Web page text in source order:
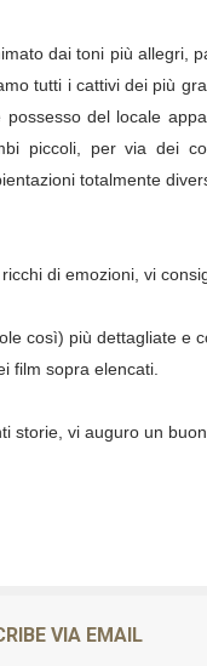
dai toni più allegri,
tutti i cattivi dei più
del locale
piccoli, per via dei
totalmente
di emozioni, vi
così) più dettagliate e
film sopra elencati.
vi auguro un buon
VIA EMAIL